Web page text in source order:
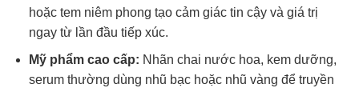
hoặc tem niêm phong tạo cảm giác tin cậy và giá trị
ngay từ lần đầu tiếp xúc.
Mỹ phẩm cao cấp: Nhãn chai nước hoa, kem dưỡng,
serum thường dùng nhũ bạc hoặc nhũ vàng để truyền